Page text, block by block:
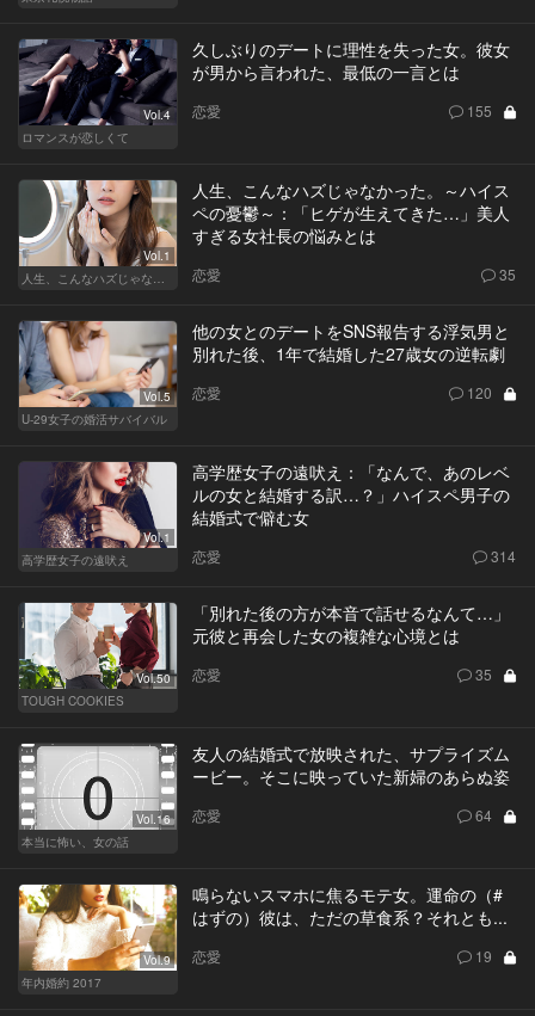
Vol.4
ロマンスが恋しくて
久しぶりのデートに理性を失った女。彼女
が男から言われた、最低の一言とは
恋愛 155
Vol.1
人生、こんなハズじゃなかった。～ハイスペの憂鬱～
人生、こんなハズじゃなかった。～ハイス
ペの憂鬱～：「ヒゲが生えてきた…」美人
すぎる女社長の悩みとは
恋愛 35
Vol.5
U-29女子の婚活サバイバル
他の女とのデートをSNS報告する浮気男と
別れた後、1年で結婚した27歳女の逆転劇
恋愛 120
Vol.1
高学歴女子の遠吠え
高学歴女子の遠吠え：「なんで、あのレベ
ルの女と結婚する訳…？」ハイスペ男子の
結婚式で僻む女
恋愛 314
Vol.50
TOUGH COOKIES
「別れた後の方が本音で話せるなんて…」
元彼と再会した女の複雑な心境とは
恋愛 35
Vol.16
本当に怖い、女の話
友人の結婚式で放映された、サプライズム
ービー。そこに映っていた新婦のあらぬ姿
恋愛 64
Vol.9
年内婚約 2017
鳴らないスマホに焦るモテ女。運命の（#
はずの）彼は、ただの草食系？それとも...
恋愛 19